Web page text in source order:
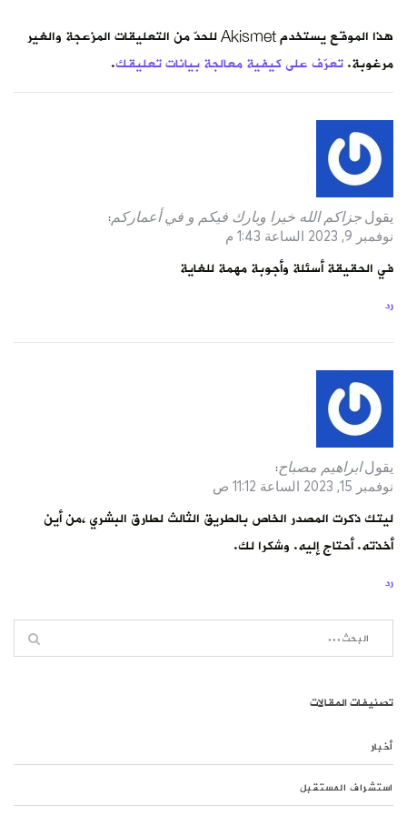
هذا الموقع يستخدم Akismet للحدّ من التعليقات المزعجة والغير
مرغوبة.تعرّف على كيفية معالجة بيانات تعليقك.
يقول جزاكم الله خيرا وبارك فيكم و في أعماركم:
نوفمبر 9, 2023 الساعة 1:43 م
في الحقيقة أسئلة وأجوبة مهمة للغاية
رد
يقول ابراهيم مصباح:
نوفمبر 15, 2023 الساعة 11:12 ص
ليتك ذكرت المصدر الخاص بالطريق الثالث لطارق البشري ،من أين
أخذته. أحتاج إليه. وشكرا لك.
رد
تصنيفات المقالات
أخبار
استشراف المستقبل